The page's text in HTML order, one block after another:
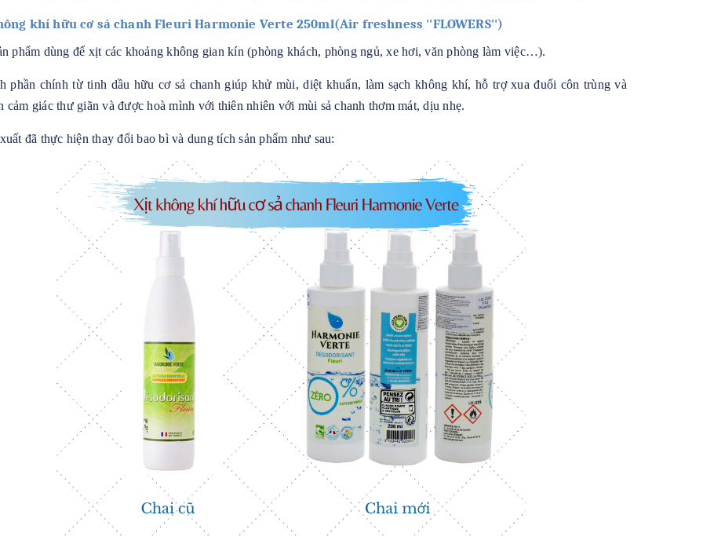
khí hữu cơ sả chanh Fleuri Harmonie Verte 250ml(Air freshness ''FLOWERS'')
phẩm dùng để xịt các khoảng không gian kín (phòng khách, phòng ngủ, xe hơi, văn phòng làm việc…).
phần chính từ tinh dầu hữu cơ sả chanh giúp khử mùi, diệt khuẩn, làm sạch không khí, hỗ trợ xua đuổi côn trùng và
cảm giác thư giãn và được hoà mình với thiên nhiên với mùi sả chanh thơm mát, dịu nhẹ.
đã thực hiện thay đổi bao bì và dung tích sản phẩm như sau: